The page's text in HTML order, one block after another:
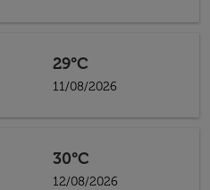
29°C
11/08/2026
30°C
12/08/2026